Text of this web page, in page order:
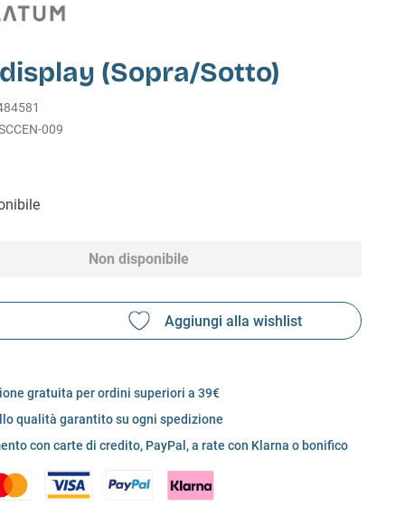
(Sopra/Sotto)
009
Non disponibile
gratuita per ordini superiori a 39€
qualità garantito su ogni spedizione
con carte di credito, PayPal, a rate con Klarna o bonifico